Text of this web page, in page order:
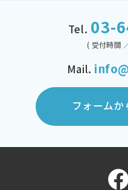
Tel. 03-
( 受付時間
Mail.
フォーム